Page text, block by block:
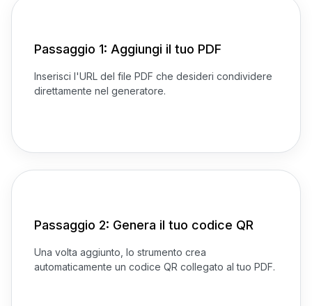
Passaggio 1: Aggiungi il tuo PDF
Inserisci l'URL del file PDF che desideri condividere
direttamente nel generatore.
Passaggio 2: Genera il tuo codice QR
Una volta aggiunto, lo strumento crea
automaticamente un codice QR collegato al tuo PDF.